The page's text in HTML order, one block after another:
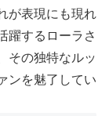
が表現にも現れ
躍するローラさ
その独特なルッ
ンを魅了してい